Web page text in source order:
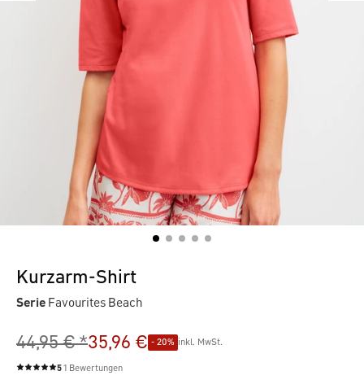
Kurzarm-Shirt
Serie Favourites Beach
44,95 € *35,96 € - 20% inkl. MwSt.
Durchschnittliche Bewertung von 5 von 5 Sternen
51 Bewertungen